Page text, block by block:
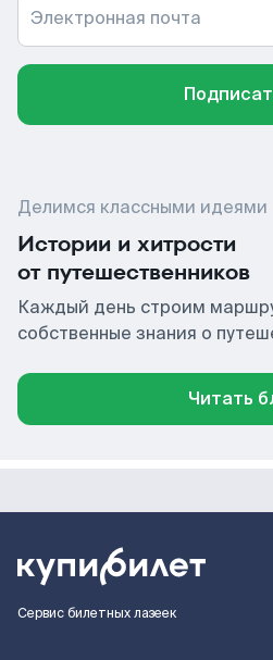
Электронная почта
Делимся классными идеями
Истории и хитрости
от путешественников
Каждый день строим
собственные знания о
Читать
Сервис билетных лазеек